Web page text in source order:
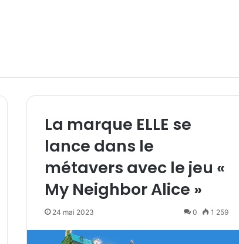
La marque ELLE se
lance dans le
métavers avec le jeu «
My Neighbor Alice »
24 mai 2023 0 1 259